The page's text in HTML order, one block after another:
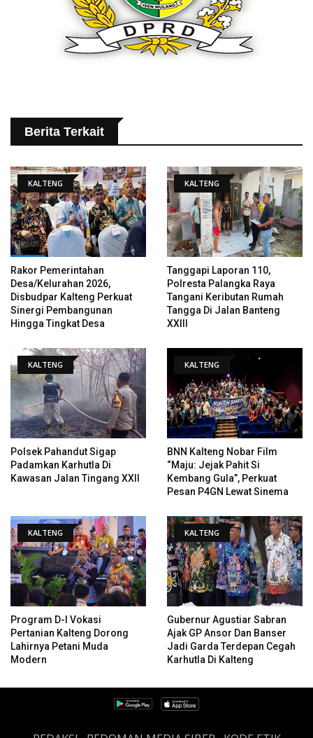
Berita Terkait
KALTENG
Rakor Pemerintahan
Desa/Kelurahan 2026,
Disbudpar Kalteng Perkuat
Sinergi Pembangunan
Hingga Tingkat Desa
KALTENG
Tanggapi Laporan 110,
Polresta Palangka Raya
Tangani Keributan Rumah
Tangga Di Jalan Banteng
XXIII
KALTENG
Polsek Pahandut Sigap
Padamkan Karhutla Di
Kawasan Jalan Tingang XXII
KALTENG
BNN Kalteng Nobar Film
“Maju: Jejak Pahit Si
Kembang Gula”, Perkuat
Pesan P4GN Lewat Sinema
KALTENG
Program D-I Vokasi
Pertanian Kalteng Dorong
Lahirnya Petani Muda
Modern
KALTENG
Gubernur Agustiar Sabran
Ajak GP Ansor Dan Banser
Jadi Garda Terdepan Cegah
Karhutla Di Kalteng